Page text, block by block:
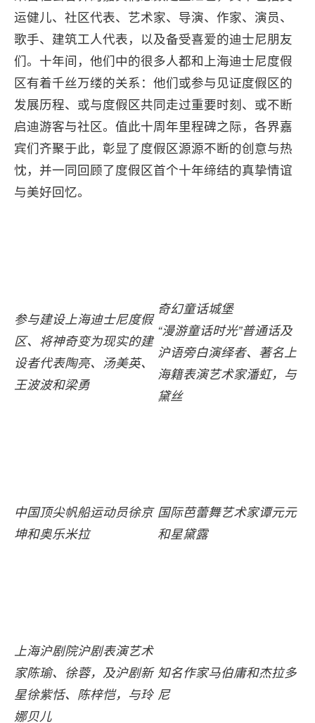
运健儿、社区代表、艺术家、导演、作家、演员、
歌手、建筑工人代表，以及备受喜爱的迪士尼朋友
们。十年间，他们中的很多人都和上海迪士尼度假
区有着千丝万缕的关系：他们或参与见证度假区的
发展历程、或与度假区共同走过重要时刻、或不断
启迪游客与社区。值此十周年里程碑之际，各界嘉
宾们齐聚于此，彰显了度假区源源不断的创意与热
忱，并一同回顾了度假区首个十年缔结的真挚情谊
与美好回忆。
参与建设上海迪士尼度假
区、将神奇变为现实的建
设者代表陶亮、汤美英、
王波波和梁勇
奇幻童话城堡
“漫游童话时光”普通话及
沪语旁白演绎者、著名上
海籍表演艺术家潘虹，与
黛丝
中国顶尖帆船运动员徐京
坤和奥乐米拉
国际芭蕾舞艺术家谭元元
和星黛露
上海沪剧院沪剧表演艺术
家陈瑜、徐蓉，及沪剧新
星徐紫恬、陈梓恺，与玲
娜贝儿
知名作家马伯庸和杰拉多
尼